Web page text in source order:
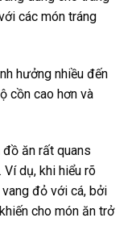
các món tráng
hưởng nhiều đến
cồn cao hơn và
ăn rất quans
dụ, khi hiểu rõ
đỏ với cá, bởi
cho món ăn trở